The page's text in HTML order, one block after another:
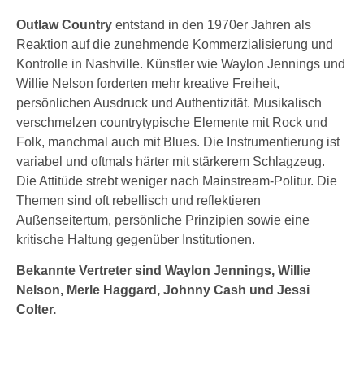
Outlaw Country entstand in den 1970er Jahren als
Reaktion auf die zunehmende Kommerzialisierung und
Kontrolle in Nashville. Künstler wie Waylon Jennings und
Willie Nelson forderten mehr kreative Freiheit,
persönlichen Ausdruck und Authentizität. Musikalisch
verschmelzen countrytypische Elemente mit Rock und
Folk, manchmal auch mit Blues. Die Instrumentierung ist
variabel und oftmals härter mit stärkerem Schlagzeug.
Die Attitüde strebt weniger nach Mainstream-Politur. Die
Themen sind oft rebellisch und reflektieren
Außenseitertum, persönliche Prinzipien sowie eine
kritische Haltung gegenüber Institutionen.
Bekannte Vertreter sind Waylon Jennings, Willie
Nelson, Merle Haggard, Johnny Cash und Jessi
Colter.